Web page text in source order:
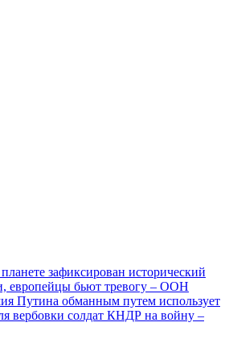
зафиксирован исторический
европейцы бьют тревогу – ООН
Путина обманным путем использует
вербовки солдат КНДР на войну –